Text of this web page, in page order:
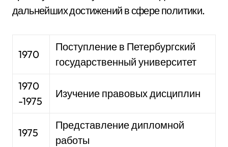
дальнейших достижений в сфере политики.
1970
Поступление в Петербургский
государственный университет
1970
-1975
Изучение правовых дисциплин
1975
Представление дипломной
работы